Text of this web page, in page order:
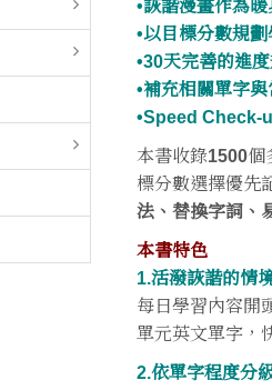
•詼諧漫畫作為
•以目標分數規
•30天完善的進
•補充相關單字
•Speed Check-
本書收錄1500個
標分數選擇優先
法、替換字詞、
本書特色
1.活潑詼諧的情
每日學習內容開
單元英文單字，
2.依單字程度分